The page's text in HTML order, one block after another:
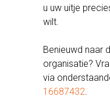
u uw uitje
wilt.
Benieuwd naar
organisatie?
via
16687432.